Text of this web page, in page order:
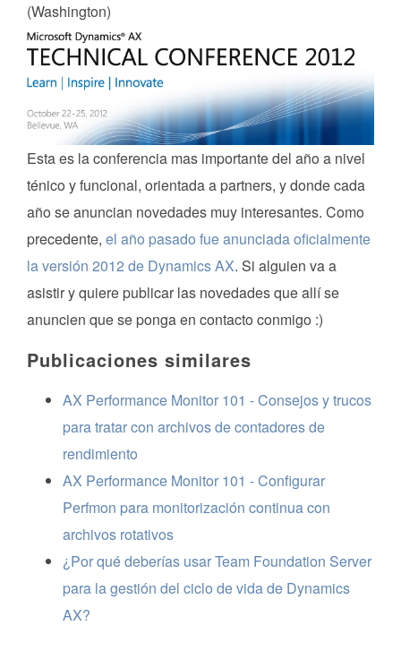
(Washington)
Esta es la conferencia mas importante del año a nivel
ténico y funcional, orientada a partners, y donde cada
año se anuncian novedades muy interesantes. Como
precedente, el año pasado fue anunciada oficialmente
la versión 2012 de Dynamics AX. Si alguien va a
asistir y quiere publicar las novedades que allí se
anuncien que se ponga en contacto conmigo :)
Publicaciones similares
AX Performance Monitor 101 - Consejos y trucos
para tratar con archivos de contadores de
rendimiento
AX Performance Monitor 101 - Configurar
Perfmon para monitorización continua con
archivos rotativos
¿Por qué deberías usar Team Foundation Server
para la gestión del ciclo de vida de Dynamics
AX?